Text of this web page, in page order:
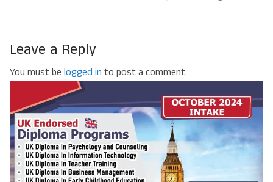
Leave a Reply
You must be logged in to post a comment.